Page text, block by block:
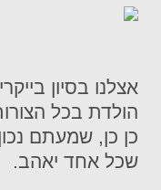
אצלנו בסיון
הולדת בכל
כן כן, שמעתם
שכל אחד יאהב.